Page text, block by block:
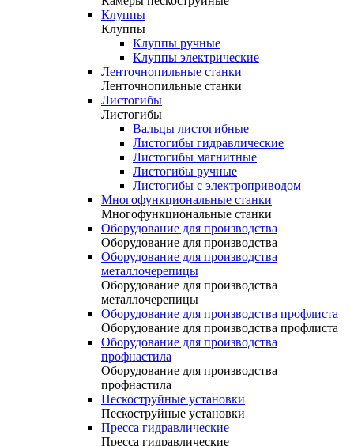
Клуппы
Клуппы
Клуппы ручные
Клуппы электрические
Ленточнопильные станки
Ленточнопильные станки
Листогибы
Листогибы
Вальцы листогибные
Листогибы гидравлические
Листогибы магнитные
Листогибы ручные
Листогибы с электроприводом
Многофункциональные станки
Многофункциональные станки
Оборудование для производства
Оборудование для производства
Оборудование для производства
металлочерепицы
Оборудование для производства
металлочерепицы
Оборудование для производства профлиста
Оборудование для производства профлиста
Оборудование для производства
профнастила
Оборудование для производства
профнастила
Пескоструйные установки
Пескоструйные установки
Пресса гидравлические
Пресса гидравлические